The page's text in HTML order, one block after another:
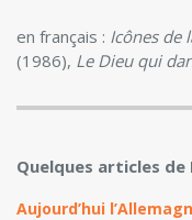
en français : Icônes de
(1986), Le Dieu qui
Quelques articles de
Aujourd’hui